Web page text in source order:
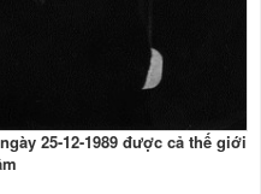
25-12-1989 được cả thế giới